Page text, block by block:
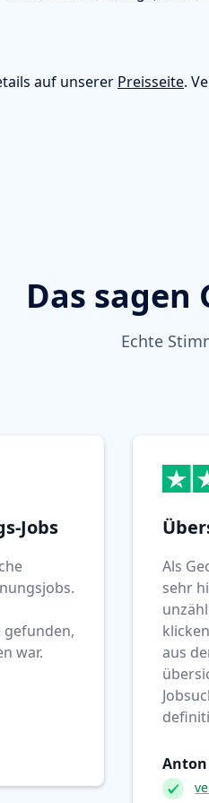
auf unserer Preisseite.
Das sagen
Echte
Jobs
gefunden,
war.
Als
sehr
aus